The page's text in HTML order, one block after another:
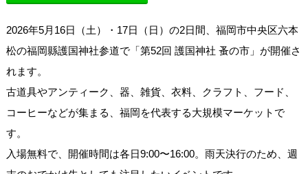
2026年5月16日（土）・17日（日）の2日間、福岡市中央区六本
松の福岡縣護国神社参道で「第52回 護国神社 蚤の市」が開催さ
れます。
古道具やアンティーク、器、雑貨、衣料、クラフト、フード、
コーヒーなどが集まる、福岡を代表する大規模マーケットで
す。
入場無料で、開催時間は各日9:00〜16:00。雨天決行のため、週